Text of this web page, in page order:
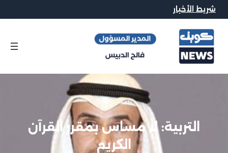
شريط الأخبار
التربية: لا مساس بمقرر القرآن
الكريم